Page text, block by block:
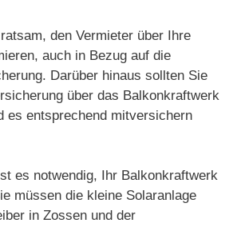
den Vermieter über Ihre
auch in Bezug auf die
Darüber hinaus sollten Sie
über das Balkonkraftwerk
es entsprechend mitversichern
es notwendig, Ihr Balkonkraftwerk
müssen die kleine Solaranlage
in Zossen und der